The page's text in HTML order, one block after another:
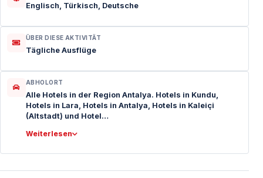
Englisch, Türkisch, Deutsche
ÜBER DIESE AKTIVITÄT
Tägliche Ausflüge
ABHOLORT
Alle Hotels in der Region Antalya. Hotels in Kundu,
Hotels in Lara, Hotels in Antalya, Hotels in Kaleiçi
(Altstadt) und Hotel…
Weiterlesen